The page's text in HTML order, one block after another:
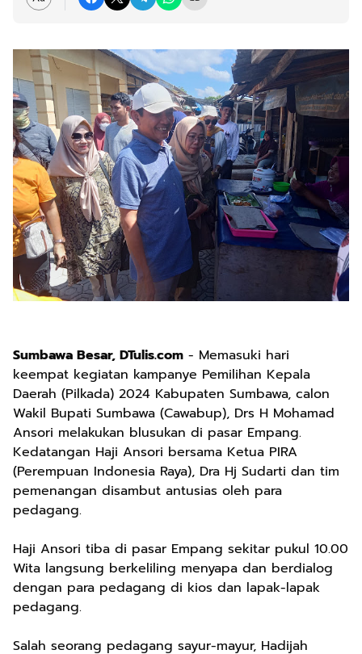
Sumbawa Besar, DTulis.com - Memasuki hari
keempat kegiatan kampanye Pemilihan Kepala
Daerah (Pilkada) 2024 Kabupaten Sumbawa, calon
Wakil Bupati Sumbawa (Cawabup), Drs H Mohamad
Ansori melakukan blusukan di pasar Empang.
Kedatangan Haji Ansori bersama Ketua PIRA
(Perempuan Indonesia Raya), Dra Hj Sudarti dan tim
pemenangan disambut antusias oleh para
pedagang.
Haji Ansori tiba di pasar Empang sekitar pukul 10.00
Wita langsung berkeliling menyapa dan berdialog
dengan para pedagang di kios dan lapak-lapak
pedagang.
Salah seorang pedagang sayur-mayur, Hadijah